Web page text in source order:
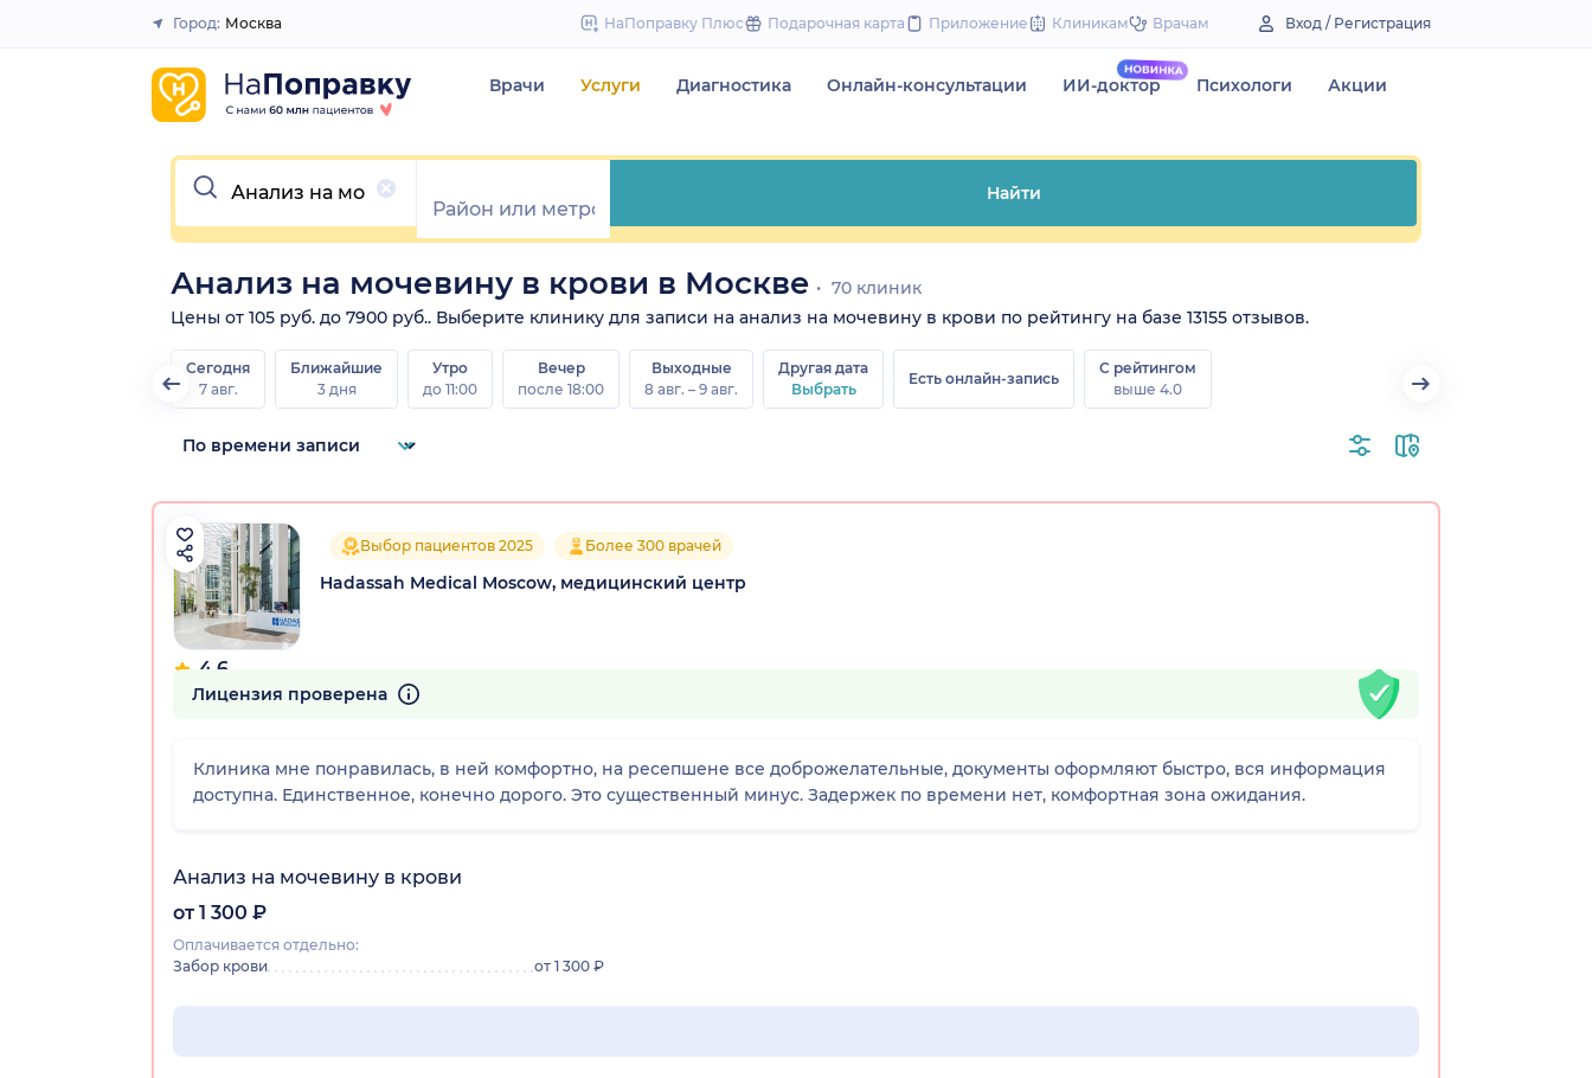
to
Закрыть
Город: Москва НаПоправку Плюс Подарочная карта Приложение Клиникам Врачам Вход / Регистрация
Врачи Услуги Диагностика Онлайн-консультации ИИ-доктор Психологи Акции
Очистить
Найти
Анализ на мочевину в крови в Москве
70 клиник
Цены от 105 руб. до 7900 руб.. Выберите клинику для записи на анализ на мочевину в крови по рейтингу на базе 13155 отзывов.
Сегодня
7 авг.
Ближайшие
3 дня
Утро
до 11:00
Вечер
после 18:00
Выходные
8 авг. – 9 авг.
Другая дата
Выбрать
Есть онлайн-запись
С рейтингом
выше 4.0
4.6
176 отзывов
Выбор пациентов 2025 Более 300 врачей
Hadassah Medical Moscow, медицинский центр
Лицензия проверена
Клиника мне понравилась, в ней комфортно, на ресепшене все доброжелательные, документы оформляют быстро, вся информация
доступна. Единственное, конечно дорого. Это существенный минус. Задержек по времени нет, комфортная зона ожидания.
Анализ на мочевину в крови
от 1 300 ₽
Оплачивается отдельно:
Забор крови
от 1 300 ₽